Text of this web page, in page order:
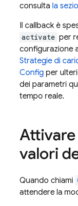
consulta la
Il callback è
activate per
configurazione
Strategie di
Config per
dei parametri
tempo reale.
valori
Quando chiami
attendere la